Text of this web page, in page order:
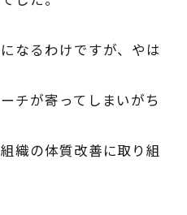
なるわけですが、やは
チが寄ってしまいがち
織の体質改善に取り組